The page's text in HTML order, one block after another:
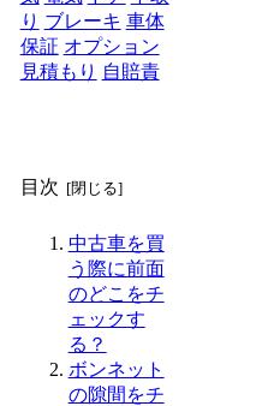
り ブレーキ 車体
保証 オプション
見積もり 自賠責
目次
中古車を買
う際に前面
のどこをチ
ェックす
る？
ボンネット
の隙間をチ